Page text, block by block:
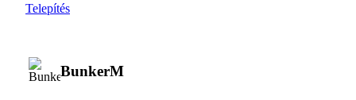
Telepítés
BunkerM